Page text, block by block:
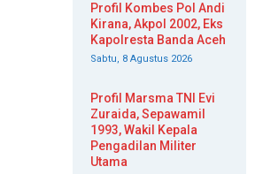
Profil Kombes Pol Andi
Kirana, Akpol 2002, Eks
Kapolresta Banda Aceh
Sabtu, 8 Agustus 2026
Profil Marsma TNI Evi
Zuraida, Sepawamil
1993, Wakil Kepala
Pengadilan Militer
Utama